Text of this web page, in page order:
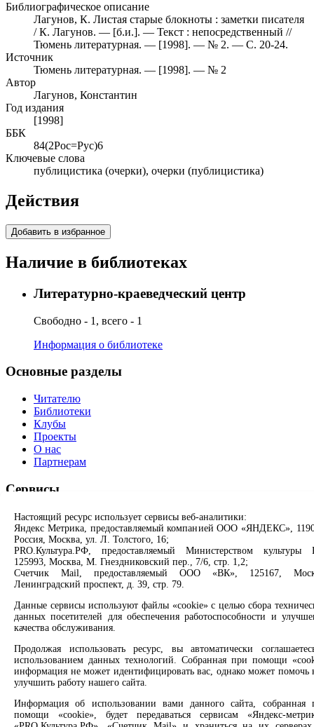
Библиографическое описание
Лагунов, К. Листая старые блокноты : заметки писателя
/ К. Лагунов. — [б.и.]. — Текст : непосредственный //
Тюмень литературная. — [1998]. — № 2. — С. 20-24.
Источник
Тюмень литературная. — [1998]. — № 2
Автор
Лагунов, Константин
Год издания
[1998]
ББК
84(2Рос=Рус)6
Ключевые слова
публицистика (очерки), очерки (публицистика)
Действия
Добавить в избранное
Наличие в библиотеках
Литературно-краеведческий центр
Свободно - 1, всего - 1
Информация о библиотеке
Основные разделы
Читателю
Библиотеки
Клубы
Проекты
О нас
Партнерам
Сервисы
Продлить книгу
Спроси библиотекаря
Спроси краеведа
Оцените качество услуг
Направить обращение директору
Соцсети
Вконтакте
Одноклассники
Max
Rutube
Заметили опечатку? Выделите текст с ошибкой и нажмите
клавиши Ctrl+Enter или ссылку ниже
Настоящий ресурс использует сервисы веб-аналитики:
Яндекс Метрика, предоставляемый компанией ООО «ЯНДЕКС»,
Россия, Москва, ул. Л. Толстого, 16;
PRO.Культура.РФ, предоставляемый Министерством культуры
125993, Москва, М. Гнездниковский пер., 7/6, стр. 1,2;
Счетчик Mail, предоставляемый ООО «ВК», 125167,
Ленинградский проспект, д. 39, стр. 79.
Данные сервисы используют файлы «cookie» с целью сбора
данных посетителей для обеспечения работоспособности и
качества обслуживания.
Продолжая использовать ресурс, вы автоматически
использованием данных технологий. Собранная при помощи
информация не может идентифицировать вас, однако может помочь
улучшить работу нашего сайта.
Информация об использовании вами данного сайта, собранная
помощи «cookie», будет передаваться сервисам «Яндекс-